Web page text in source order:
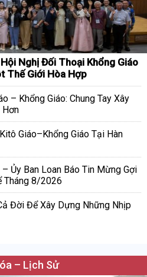
Nghị Đối Thoại Khổng Giáo
Thế Giới Hòa Hợp
– Khổng Giáo: Chung Tay Xây
Hơn
Giáo–Khổng Giáo Tại Hàn
Ủy Ban Loan Báo Tin Mừng Gợi
Tháng 8/2026
Đời Để Xây Dựng Những Nhịp
– Lịch Sử